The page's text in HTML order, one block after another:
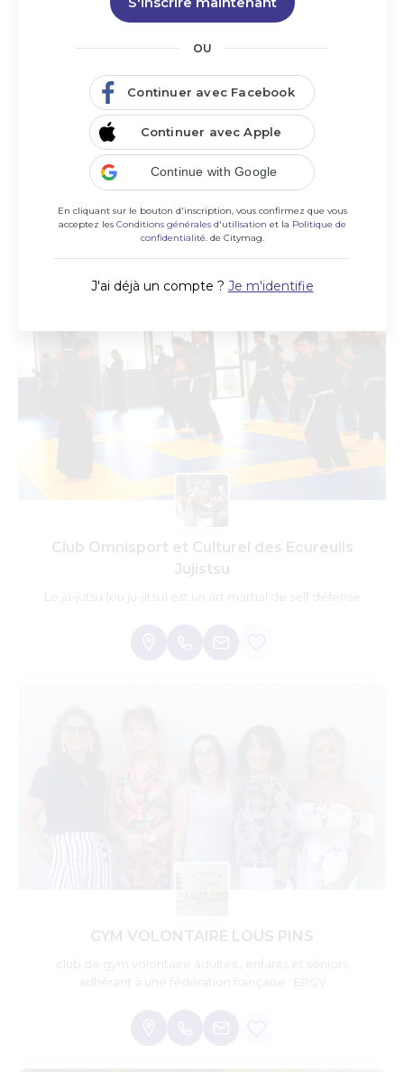
Association Quoi De Neuf?
Notre association a pour but le développement des
activités en lien avec la culture et les loisirs.
Club Omnisport et Culturel des Ecureuils
Jujistsu
Le ju-jutsu (ou ju-jitsu) est un art martial de self défense
GYM VOLONTAIRE LOUS PINS
club de gym volontaire adultes , enfants et séniors
adhérant à une fédération française : EPGV
OU
Continuer avec Facebook
Continuer avec Apple
Continue with Google
En cliquant sur le bouton d'inscription, vous confirmez que vous
acceptez les Conditions générales d'utilisation et la Politique de
confidentialité. de Citymag.
J'ai déjà un compte ? Je m'identifie